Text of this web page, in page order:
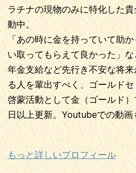
ラチナの現物のみに特化した
動中。
「あの時に金を持っていて助
い取ってもらえて良かった」な
年金支給など先行き不安な将
る人を輩出すべく、ゴールド
啓蒙活動として金（ゴールド
日以上更新。Youtubeでの動画
もっと詳しいプロフィール